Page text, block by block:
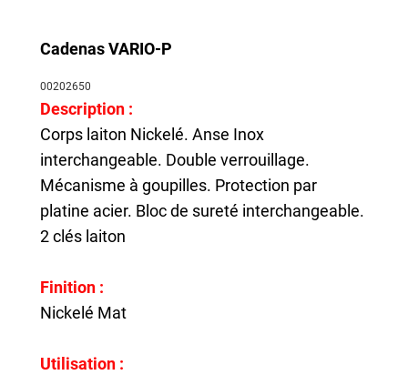
Cadenas VARIO-P
00202650
Description :
Corps laiton Nickelé. Anse Inox
interchangeable. Double verrouillage.
Mécanisme à goupilles. Protection par
platine acier. Bloc de sureté interchangeable.
2 clés laiton
Finition :
Nickelé Mat
Utilisation :